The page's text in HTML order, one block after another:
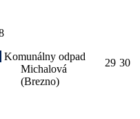
Komunálny odpad
Michalová
(Brezno)
29 30